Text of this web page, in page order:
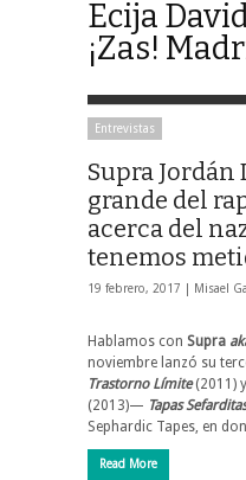
Ecija
¡Zas!
Entrevistas
Supra Jordán
grande del
acerca del
tenemos
19 febrero, 2017 | Misael
Hablamos con Supra
noviembre lanzó su
Trastorno Límite(2011) y
(2013)— Tapas Sefarditas
Sephardic Tapes, en
Read More